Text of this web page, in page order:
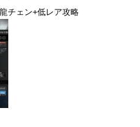
チェン+低レア攻略